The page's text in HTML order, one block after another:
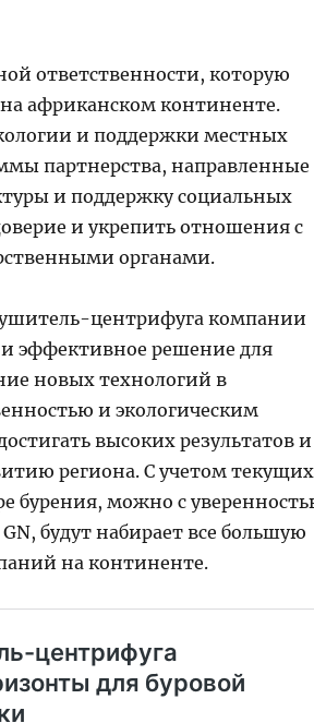
ответственности, которую
африканском континенте.
и поддержки местных
партнерства, направленные
и поддержку социальных
и укрепить отношения с
органами.
центрифуга компании
и эффективное решение для
новых технологий в
и экологическим
высоких результатов и
региона. С учетом текущих
бурения, можно с
будут набирает все большую
на континенте.